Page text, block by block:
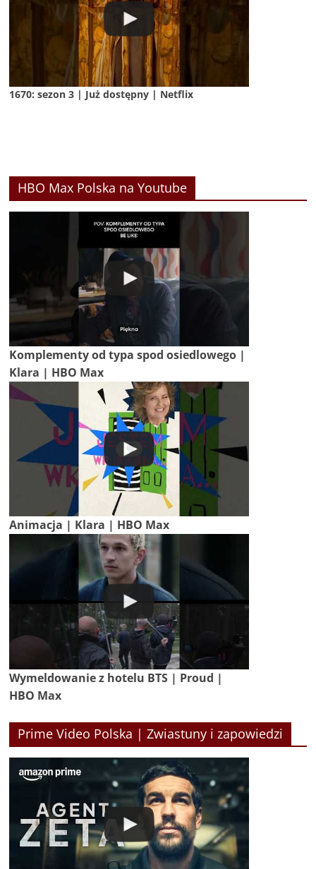
1670: sezon 3 | Już dostępny | Netflix
HBO Max Polska na Youtube
Komplementy od typa spod osiedlowego |
Klara | HBO Max
Animacja | Klara | HBO Max
Wymeldowanie z hotelu BTS | Proud |
HBO Max
Prime Video Polska | Zwiastuny i zapowiedzi